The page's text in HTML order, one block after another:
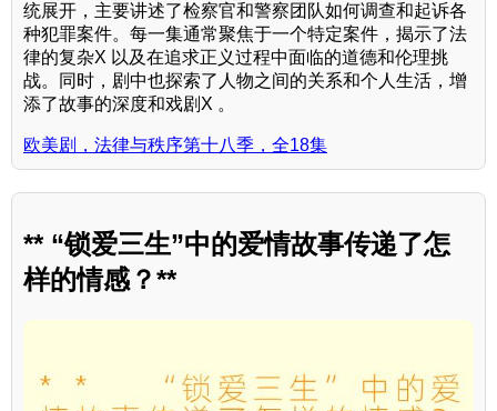
统展开，主要讲述了检察官和警察团队如何调查和起诉各
种犯罪案件。每一集通常聚焦于一个特定案件，揭示了法
律的复杂X 以及在追求正义过程中面临的道德和伦理挑
战。同时，剧中也探索了人物之间的关系和个人生活，增
添了故事的深度和戏剧X 。
欧美剧，法律与秩序第十八季，全18集
** “锁爱三生”中的爱情故事传递了怎
样的情感？**